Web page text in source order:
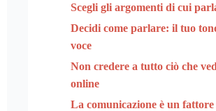
Scegli gli argomenti di cui
Decidi come parlare: il tuo
voce
Non credere a tutto ciò che
online
La comunicazione è un